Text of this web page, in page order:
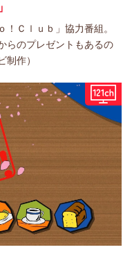
Ｃｌｕｂ」協力番組。
らのプレゼントもあるの
制作）